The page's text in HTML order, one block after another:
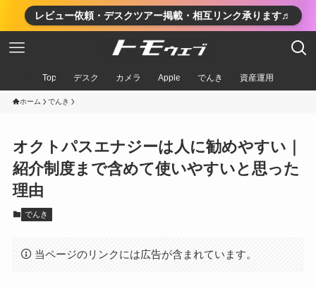
レビュー依頼・デスクツアー掲載・相互リンク承ります♬
Top デスク カメラ Apple でんき 資産運用
ホーム でんき
オクトパスエナジーは人に勧めやすい｜
紹介制度まで含めて使いやすいと思った
理由
でんき
当ページのリンクには広告が含まれています。